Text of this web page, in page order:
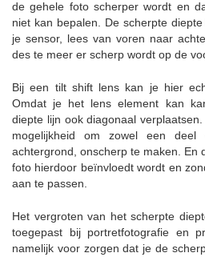
de gehele foto scherper wordt en
niet kan bepalen. De scherpte
je sensor, lees van voren naar
des te meer er scherp wordt op de
Bij een tilt shift lens kan je hier
Omdat je het lens element kan
diepte lijn ook diagonaal
mogelijkheid om zowel een
achtergrond, onscherp te maken. En
foto hierdoor beïnvloedt wordt en
aan te passen.
Het vergroten van het scherpte
toegepast bij portretfotografie en
namelijk voor zorgen dat je de